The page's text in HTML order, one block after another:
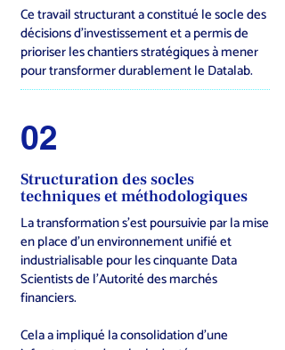
Ce travail structurant a constitué le socle des
décisions d’investissement et a permis de
prioriser les chantiers stratégiques à mener
pour transformer durablement le Datalab.
02
Structuration des socles
techniques et méthodologiques
La transformation s’est poursuivie par la mise
en place d’un environnement unifié et
industrialisable pour les cinquante Data
Scientists de l’Autorité des marchés
financiers.
Cela a impliqué la consolidation d’une